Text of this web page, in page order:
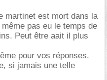
martinet est mort dans la
pas eu le temps de
Peut être aait il plus
pour vos réponses.
si jamais une telle